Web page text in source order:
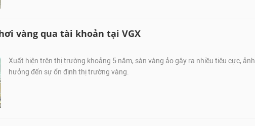
vàng qua tài khoản tại VGX
Xuất hiện trên thị trường khoảng 5 năm, sàn vàng ảo gây ra nhiều tiêu cực, ảnh
hưởng đến sự ổn định thị trường vàng.